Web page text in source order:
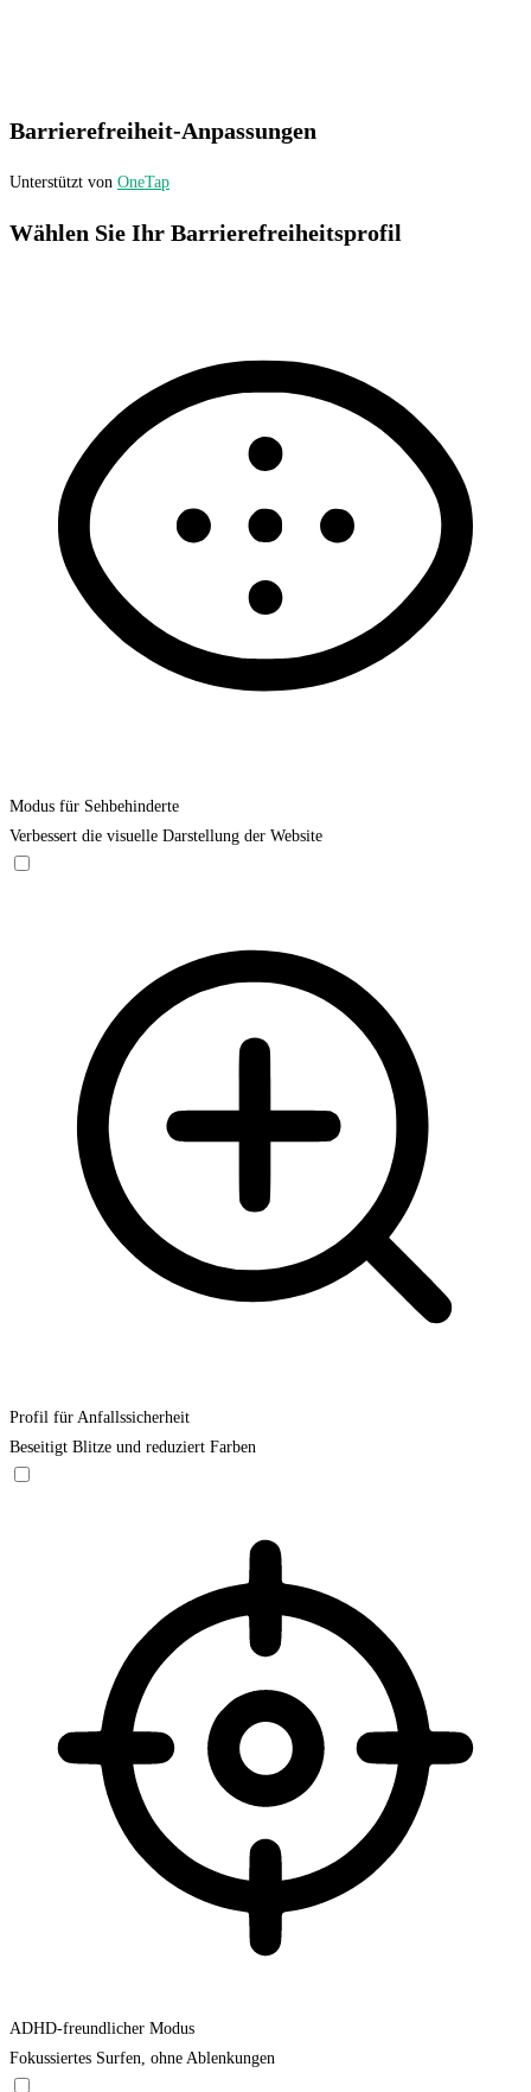
Barrierefreiheit-Anpassungen
Unterstützt von OneTap
Wählen Sie Ihr Barrierefreiheitsprofil
Modus für Sehbehinderte
Verbessert die visuelle Darstellung der Website
Profil für Anfallssicherheit
Beseitigt Blitze und reduziert Farben
ADHD-freundlicher Modus
Fokussiertes Surfen, ohne Ablenkungen